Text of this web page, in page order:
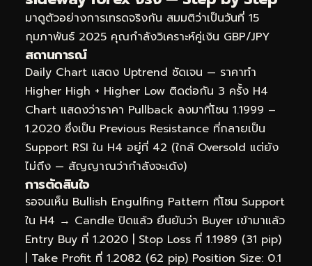
มาดูตัวอย่างการเทรดจริงกัน สมมติว่าเป็นวันที่ 15
กุมภาพันธ์ 2025 คุณกำลังวิเคราะห์คู่เงิน GBP/JPY
สถานการณ์
Daily Chart แสดง Uptrend ชัดเจน — ราคาทำ
Higher High + Higher Low ติดต่อกัน 3 ครั้ง H4
Chart แสดงว่าราคา Pullback ลงมาที่โซน 1.1999 –
1.2020 ซึ่งเป็น Previous Resistance ที่กลายเป็น
Support RSI ใน H4 อยู่ที่ 42 (ใกล้ Oversold แต่ยัง
ไม่ถึง — สัญญาณว่ากำลังจะเด้ง)
การตัดสินใจ
รอจนเห็น Bullish Engulfing Pattern ที่โซน Support
ใน H4 → Candle ปิดแล้ว ยืนยันว่า Buyer เข้ามาแล้ว
Entry Buy ที่ 1.2020 | Stop Loss ที่ 1.1989 (31 pip)
| Take Profit ที่ 1.2082 (62 pip) Position Size: 0.1